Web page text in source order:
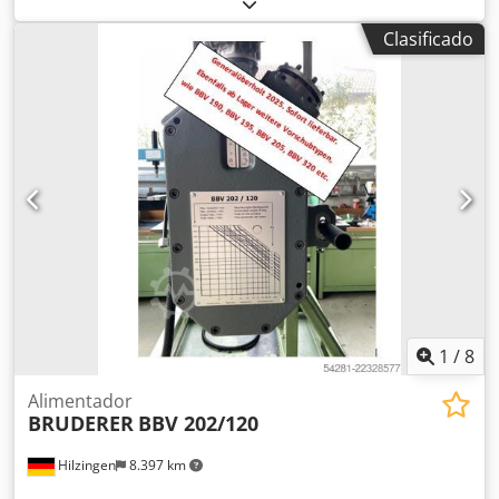
de alta velocidad BSTA 60 – Retrofit / Revisión general
Conversión a accionamiento eléctrico y nuevo sistema de
control por PC Unidor. Dksdpfx Ajzlqlfophsr Posibilidad de
ampliar el espacio de montaje de la herramienta.
Consúltenos para obtener ofertas detalladas.
Clasificado
1 /8
Hilzingen 8.397 km
Alimentador
BRUDERER BBV 202/120